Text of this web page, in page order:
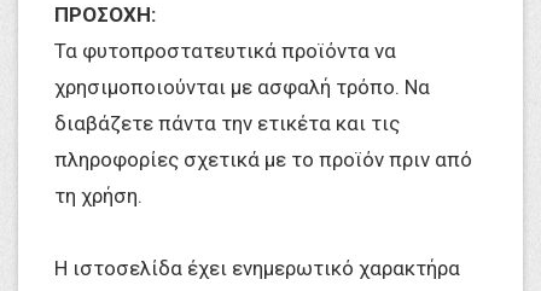
ΠΡΟΣΟΧΗ:
Τα φυτοπροστατευτικά προϊόντα να
χρησιμοποιούνται με ασφαλή τρόπο. Να
διαβάζετε πάντα την ετικέτα και τις
πληροφορίες σχετικά με το προϊόν πριν από
τη χρήση.
Η ιστοσελίδα έχει ενημερωτικό χαρακτήρα